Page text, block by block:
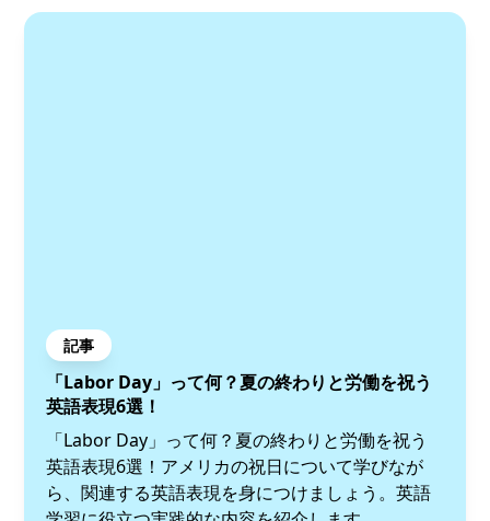
記事
「Labor Day」って何？夏の終わりと労働を祝う
英語表現6選！
「Labor Day」って何？夏の終わりと労働を祝う
英語表現6選！アメリカの祝日について学びなが
ら、関連する英語表現を身につけましょう。英語